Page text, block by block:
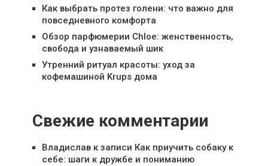
Как выбрать протез голени: что важно для
повседневного комфорта
Обзор парфюмерии Chloe: женственность,
свобода и узнаваемый шик
Утренний ритуал красоты: уход за
кофемашиной Krups дома
Свежие комментарии
Владиславк записи Как приучить собаку к
себе: шаги к дружбе и пониманию